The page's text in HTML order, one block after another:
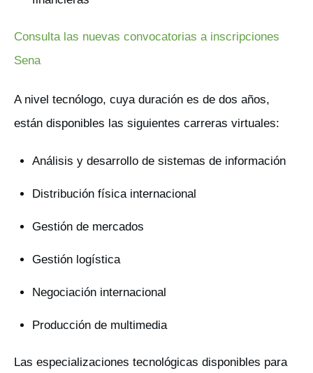
Consulta las nuevas convocatorias a inscripciones
Sena
A nivel tecnólogo, cuya duración es de dos años,
están disponibles las siguientes carreras virtuales:
Análisis y desarrollo de sistemas de información
Distribución física internacional
Gestión de mercados
Gestión logística
Negociación internacional
Producción de multimedia
Las especializaciones tecnológicas disponibles para